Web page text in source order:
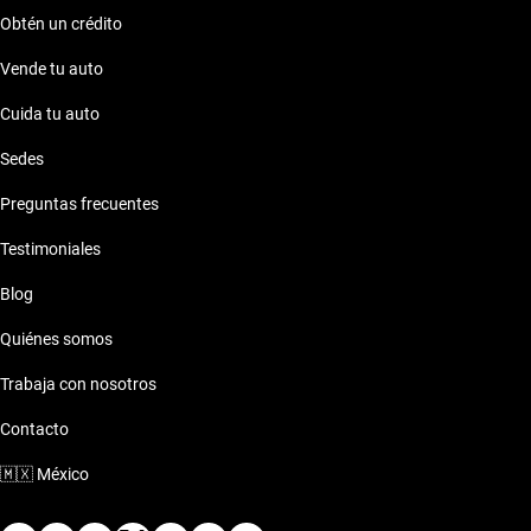
Obtén un crédito
Vende tu auto
Cuida tu auto
Sedes
Preguntas frecuentes
Testimoniales
Blog
Quiénes somos
Trabaja con nosotros
Contacto
🇲🇽 México